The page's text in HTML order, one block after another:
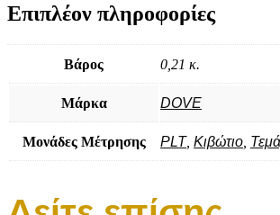
Επιπλέον πληροφορίες
Βάρος 0,21 κ.
Μάρκα DOVE
Μονάδες Μέτρησης PLT, Κιβώτιο